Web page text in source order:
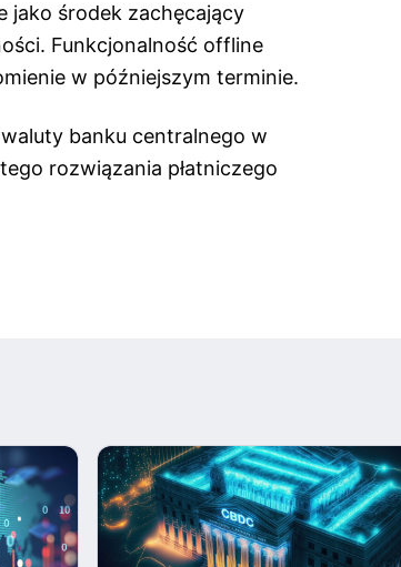
jako środek zachęcający
Funkcjonalność offline
w późniejszym terminie.
banku centralnego w
rozwiązania płatniczego